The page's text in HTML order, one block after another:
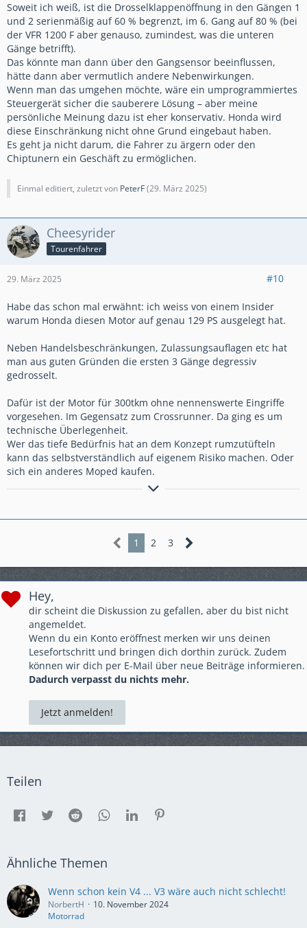
Soweit ich weiß, ist die Drosselklappenöffnung in den Gängen 1
und 2 serienmäßig auf 60 % begrenzt, im 6. Gang auf 80 % (bei
der VFR 1200 F aber genauso, zumindest, was die unteren
Gänge betrifft).
Das könnte man dann über den Gangsensor beeinflussen,
hätte dann aber vermutlich andere Nebenwirkungen.
Wenn man das umgehen möchte, wäre ein umprogrammiertes
Steuergerät sicher die sauberere Lösung – aber meine
persönliche Meinung dazu ist eher konservativ. Honda wird
diese Einschränkung nicht ohne Grund eingebaut haben.
Es geht ja nicht darum, die Fahrer zu ärgern oder den
Chiptunern ein Geschäft zu ermöglichen.
Einmal editiert, zuletzt von PeterF(29. März 2025)
Cheesyrider
Tourenfahrer
29. März 2025 #10
Habe das schon mal erwähnt: ich weiss von einem Insider
warum Honda diesen Motor auf genau 129 PS ausgelegt hat.
Neben Handelsbeschränkungen, Zulassungsauflagen etc hat
man aus guten Gründen die ersten 3 Gänge degressiv
gedrosselt.
Dafür ist der Motor für 300tkm ohne nennenswerte Eingriffe
vorgesehen. Im Gegensatz zum Crossrunner. Da ging es um
technische Überlegenheit.
Wer das tiefe Bedürfnis hat an dem Konzept rumzutüfteln
kann das selbstverständlich auf eigenem Risiko machen. Oder
sich ein anderes Moped kaufen.
Wer ZEN beherrscht kennt keine Spritpreise
1 2 3
Hey,
dir scheint die Diskussion zu gefallen, aber du bist nicht
angemeldet.
Wenn du ein Konto eröffnest merken wir uns deinen
Lesefortschritt und bringen dich dorthin zurück. Zudem
können wir dich per E-Mail über neue Beiträge informieren.
Dadurch verpasst du nichts mehr.
Jetzt anmelden!
Teilen
Ähnliche Themen
Wenn schon kein V4 ... V3 wäre auch nicht schlecht!
NorbertH
10. November 2024
Motorrad